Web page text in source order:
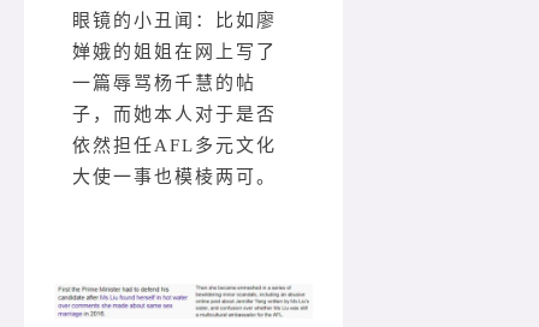
眼镜的小丑闻：比如廖
婵娥的姐姐在网上写了
一篇辱骂杨千慧的帖
子，而她本人对于是否
依然担任AFL多元文化
大使一事也模棱两可。